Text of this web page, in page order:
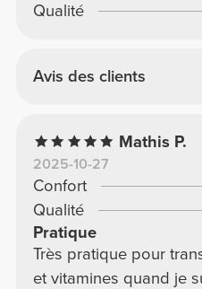
Qualité
Avis des clients
Mathis P.
2025-10-27
Confort
Qualité
Pratique
Très pratique pour
et vitamines quand je